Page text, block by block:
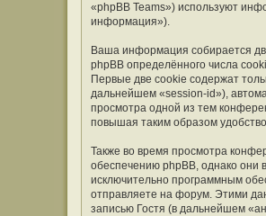
«phpBB Teams») используют
информация»).
Ваша информация собирается
phpBB определённого числа
Первые две cookie содержат
дальнейшем «session-id»),
просмотра одной из тем
повышая таким образом
Также во время просмотра
обеспечению phpBB, однако они
исключительно программным
отправляете на форум. Этими
записью Гостя (в дальнейшем